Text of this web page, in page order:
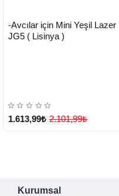
TESLİMAT
-Avcılar için Mini Yeşil Lazer
JG5 ( Lisinya )
1.613,99₺ 2.101,99₺
Kurumsal